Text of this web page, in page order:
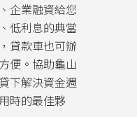
企業融資給您
低利息的典當
貸款車也可辦
便。協助龜山
下解決資金週
時的最佳夥